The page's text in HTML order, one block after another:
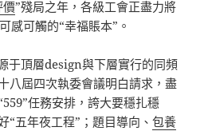
價”殘局之年，各級工會正盡力將
感可觸的“幸福賬本”。
于頂層design與下層實行的同頻
八屆四次執委會議明白請求，盡
任務安排，誇大要穩扎穩
“五年夜工程”；題目導向、包養